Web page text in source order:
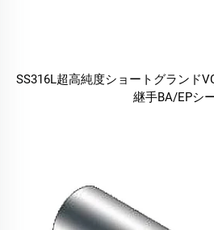
SS316L超高純度ショートグランド
継手BA/EPシ